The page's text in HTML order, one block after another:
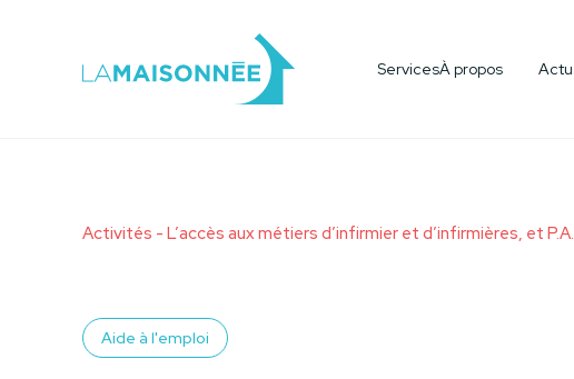
ServicesÀ propos
Aide à l'emploi & aux études
Devenir bénévole
Activités - L’accès aux métiers d’infirmier et d’infirmières, et
Aide à l'emploi